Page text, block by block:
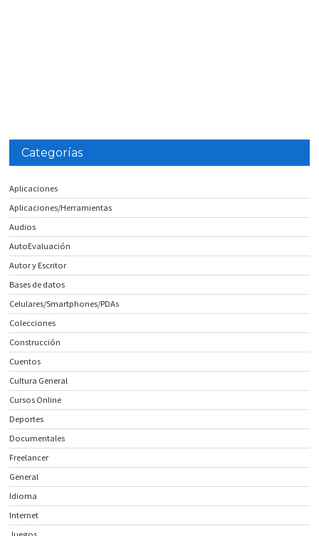
Categorías
Aplicaciones
Aplicaciones/Herramientas
Audios
AutoEvaluación
Autor y Escritor
Bases de datos
Celulares/Smartphones/PDAs
Colecciones
Construcción
Cuentos
Cultura General
Cursos Online
Deportes
Documentales
Freelancer
General
Idioma
Internet